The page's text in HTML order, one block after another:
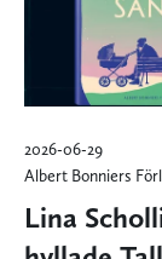
2026-06-29
Albert Bonniers
Lina